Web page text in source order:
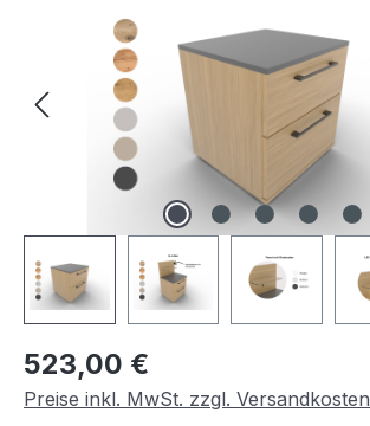
Regulärer Preis:
523,00 €
Preise inkl. MwSt. zzgl. Versandkosten